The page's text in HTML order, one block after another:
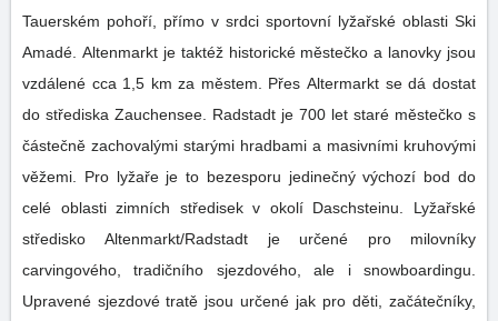
Tauerském pohoří, přímo v srdci sportovní lyžařské oblasti Ski
Amadé. Altenmarkt je taktéž historické městečko a lanovky jsou
vzdálené cca 1,5 km za městem. Přes Altermarkt se dá dostat
do střediska Zauchensee. Radstadt je 700 let staré městečko s
částečně zachovalými starými hradbami a masivními kruhovými
věžemi. Pro lyžaře je to bezesporu jedinečný výchozí bod do
celé oblasti zimních středisek v okolí Daschsteinu. Lyžařské
středisko Altenmarkt/Radstadt je určené pro milovníky
carvingového, tradičního sjezdového, ale i snowboardingu.
Upravené sjezdové tratě jsou určené jak pro děti, začátečníky,